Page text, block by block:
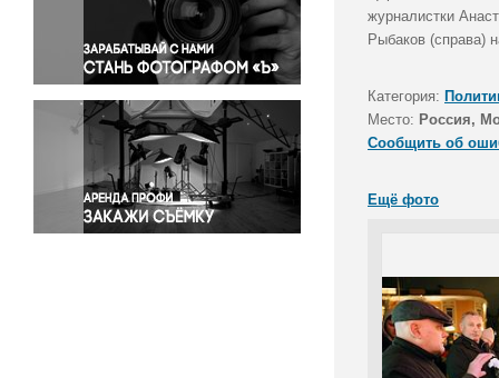
Правосудие
Происшествия и конфликты
Религия
Светская жизнь
Спорт
Экология
Экономика и бизнес
журналистки
Рыбаков (справа)
Категория:
Место: Россия,
Сообщить об
Ещё фото